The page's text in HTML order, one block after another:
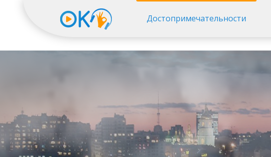
Достопримечательности